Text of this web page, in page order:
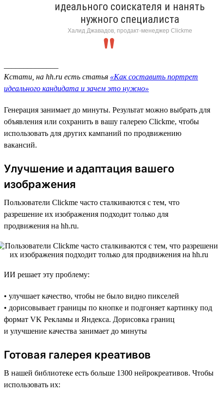
идеального соискателя и нанять
нужного специалиста
Халид Джавадов, продакт-менеджер Clickme
Кстати, на hh.ru есть статья «Как составить портрет
идеального кандидата и зачем это нужно»
Генерация занимает до минуты. Результат можно выбрать для
объявления или сохранить в вашу галерею Clickme, чтобы
использовать для других кампаний по продвижению
вакансий.
Улучшение и адаптация вашего
изображения
Пользователи Clickme часто сталкиваются с тем, что
разрешение их изображения подходит только для
продвижения на hh.ru.
ИИ решает эту проблему:
• улучшает качество, чтобы не было видно пикселей
• дорисовывает границы по кнопке и подгоняет картинку под
формат VK Рекламы и Яндекса. Дорисовка границ
и улучшение качества занимает до минуты
Готовая галерея креативов
В нашей библиотеке есть больше 1300 нейрокреативов. Чтобы
использовать их: